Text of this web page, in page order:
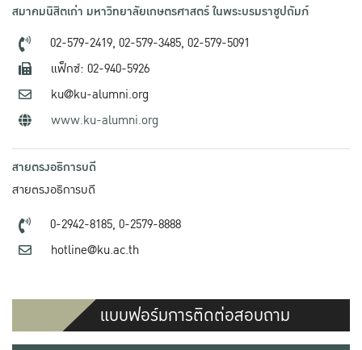
สมาคมนิสิตเก่า มหาวิทยาลัยเกษตรศาสตร์ ในพระบรมราชูปถัมภ์
02-579-2419, 02-579-3485, 02-579-5091
แฟ็กซ์: 02-940-5926
ku@ku-alumni.org
www.ku-alumni.org
สายตรงอธิการบดี
สายตรงอธิการบดี
0-2942-8185, 0-2579-8888
hotline@ku.ac.th
แบบฟอร์มการติดต่อสอบถาม